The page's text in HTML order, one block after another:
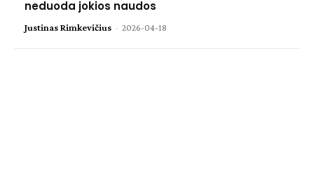
neduoda jokios naudos
Justinas Rimkevičius - 2026-04-18